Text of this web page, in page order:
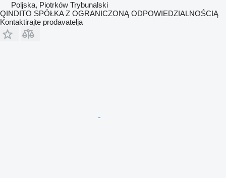
Poljska, Piotrków Trybunalski
QINDITO SPÓŁKA Z OGRANICZONĄ ODPOWIEDZIALNOŚCIĄ
Kontaktirajte prodavatelja